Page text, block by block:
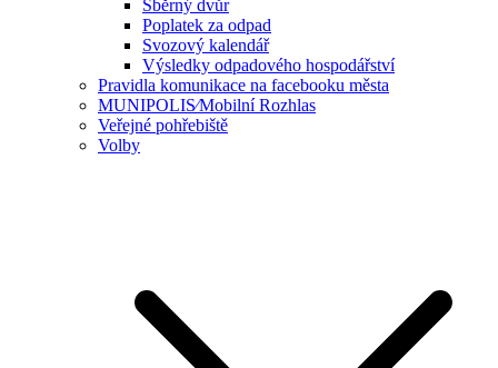
Sběrný dvůr
Poplatek za odpad
Svozový kalendář
Výsledky odpadového hospodářství
Pravidla komunikace na facebooku města
MUNIPOLIS⁄Mobilní Rozhlas
Veřejné pohřebiště
Volby